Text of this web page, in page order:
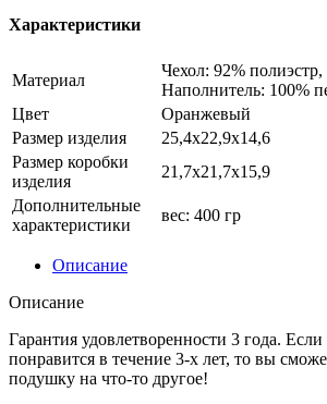
Характеристики
Материал
Чехол: 92% полиэстр,
Наполнитель: 100%
Цвет
Оранжевый
Размер изделия
25,4х22,9х14,6
Размер коробки
изделия
21,7х21,7х15,9
Дополнительные
характеристики
вес: 400 гр
Описание
Описание
Гарантия удовлетворенности 3 года.
понравится в течение 3-х лет, то вы
подушку на что-то другое!